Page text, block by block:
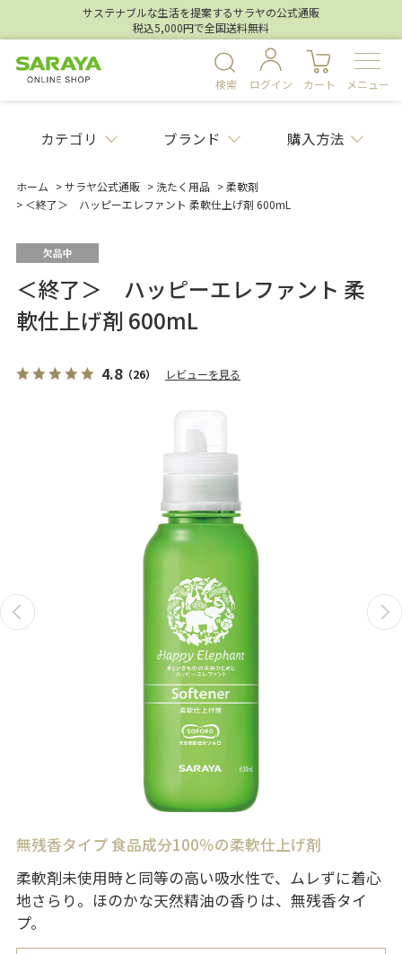
サステナブルな生活を提案するサラヤの公式通販
税込5,000円で全国送料無料
検索 ログイン カート メニュー
カテゴリ ブランド 購入方法
ホーム >サラヤ公式通販 > 洗たく用品 >柔軟剤
> ＜終了＞ ハッピーエレファント 柔軟仕上げ剤 600mL
＜終了＞ ハッピーエレファント 柔
軟仕上げ剤 600mL
4.8（26） レビューを見る
無残香タイプ 食品成分100％の柔軟仕上げ剤
柔軟剤未使用時と同等の高い吸水性で、ムレずに着心
地さらり。ほのかな天然精油の香りは、無残香タイ
プ。